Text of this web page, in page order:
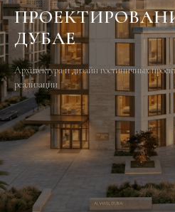
ДУБАЕ
Архитектура и дизайн гостиничных
реализации